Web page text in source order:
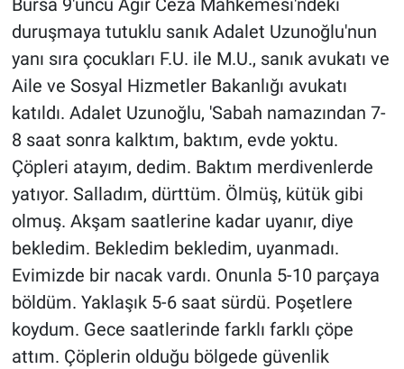
Bursa 9'uncu Ağır Ceza Mahkemesi'ndeki
duruşmaya tutuklu sanık Adalet Uzunoğlu'nun
yanı sıra çocukları F.U. ile M.U., sanık avukatı ve
Aile ve Sosyal Hizmetler Bakanlığı avukatı
katıldı. Adalet Uzunoğlu, 'Sabah namazından 7-
8 saat sonra kalktım, baktım, evde yoktu.
Çöpleri atayım, dedim. Baktım merdivenlerde
yatıyor. Salladım, dürttüm. Ölmüş, kütük gibi
olmuş. Akşam saatlerine kadar uyanır, diye
bekledim. Bekledim bekledim, uyanmadı.
Evimizde bir nacak vardı. Onunla 5-10 parçaya
böldüm. Yaklaşık 5-6 saat sürdü. Poşetlere
koydum. Gece saatlerinde farklı farklı çöpe
attım. Çöplerin olduğu bölgede güvenlik